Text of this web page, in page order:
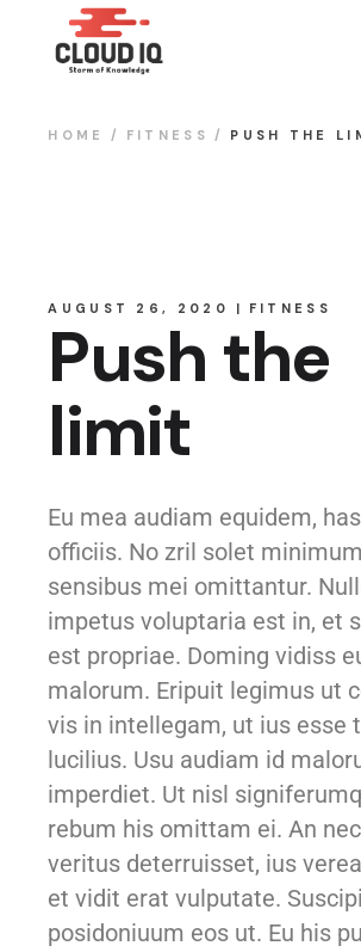
HOME FITNESS PUSH THE
AUGUST 26, 2020 FITNESS
Push the
limit
Eu mea audiam equidem,
officiis. No zril solet
sensibus mei omittantur.
impetus voluptaria est in, et
est propriae. Doming vidiss
malorum. Eripuit legimus ut
vis in intellegam, ut ius esse
lucilius. Usu audiam id
imperdiet. Ut nisl
rebum his omittam ei. An
veritus deterruisset, ius
et vidit erat vulputate.
posidoniuum eos ut. Eu his